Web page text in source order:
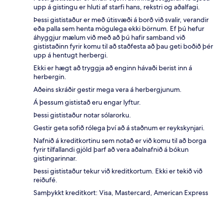
upp á gistingu er hluti af starfi hans, rekstri og aðalfagi.
Þessi gististaður er með útisvæði á borð við svalir, verandir
eða palla sem henta mögulega ekki börnum. Ef þú hefur
áhyggjur mælum við með að þú hafir samband við
gististaðinn fyrir komu til að staðfesta að þau geti boðið þér
upp á hentugt herbergi.
Ekki er hægt að tryggja að enginn hávaði berist inn á
herbergin.
Aðeins skráðir gestir mega vera á herbergjunum.
Á þessum gististað eru engar lyftur.
Þessi gististaður notar sólarorku.
Gestir geta sofið rólega því að á staðnum er reykskynjari.
Nafnið á kreditkortinu sem notað er við komu til að borga
fyrir tilfallandi gjöld þarf að vera aðalnafnið á bókun
gistingarinnar.
Þessi gististaður tekur við kreditkortum. Ekki er tekið við
reiðufé.
Samþykkt kreditkort: Visa, Mastercard, American Express